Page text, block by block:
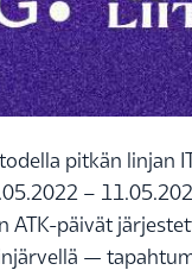
pitkän linjan
–
ATK-päivät
—